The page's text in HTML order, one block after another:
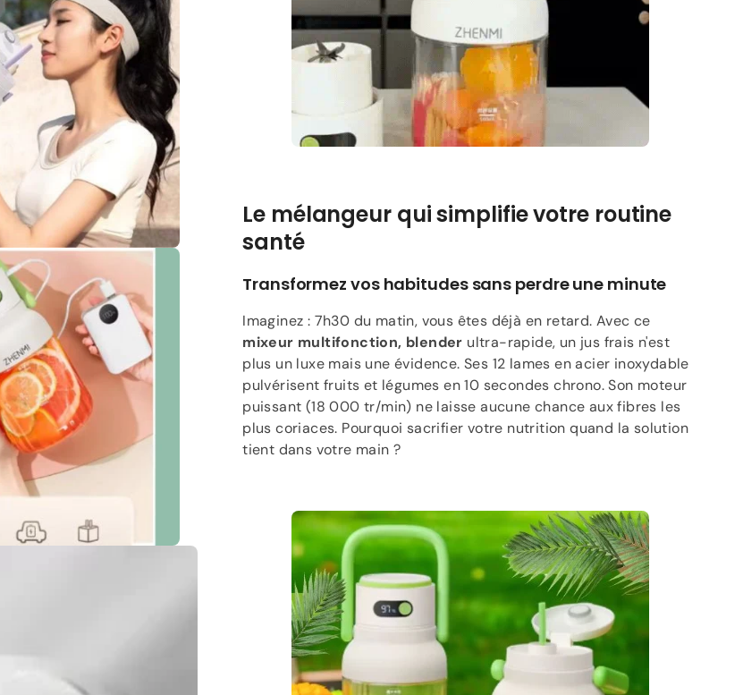
Le mélangeur qui simplifie votre routine
santé
Transformez vos habitudes sans perdre une minute
Imaginez : 7h30 du matin, vous êtes déjà en retard. Avec ce
mixeur multifonction, blender ultra-rapide, un jus frais n'est
plus un luxe mais une évidence. Ses 12 lames en acier inoxydable
pulvérisent fruits et légumes en 10 secondes chrono. Son moteur
puissant (18 000 tr/min) ne laisse aucune chance aux fibres les
plus coriaces. Pourquoi sacrifier votre nutrition quand la solution
tient dans votre main ?